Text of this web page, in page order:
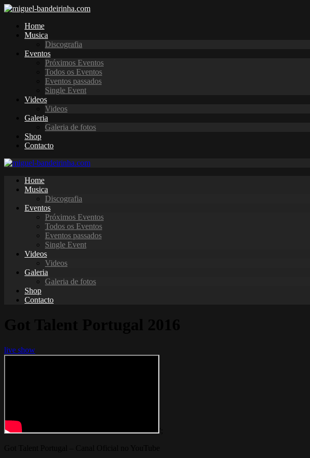
Home
Musica
Discografia
Eventos
Próximos Eventos
Todos os Eventos
Eventos passados
Single Event
Videos
Videos
Galeria
Galeria de fotos
Shop
Contacto
Home
Musica
Discografia
Eventos
Próximos Eventos
Todos os Eventos
Eventos passados
Single Event
Videos
Videos
Galeria
Galeria de fotos
Shop
Contacto
live show